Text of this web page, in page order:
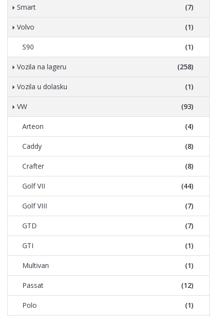
Smart (7)
Volvo (1)
S90 (1)
Vozila na lageru (258)
Vozila u dolasku (1)
VW (93)
Arteon (4)
Caddy (8)
Crafter (8)
Golf VII (44)
Golf VIII (7)
GTD (7)
GTI (1)
Multivan (1)
Passat (12)
Polo (1)